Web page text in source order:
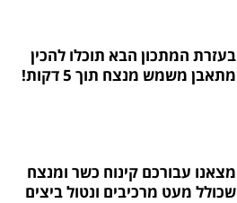
בעזרת המתכון הבא תוכלו להכין
מתאבן משמש מנצח תוך 5 דקות!
מצאנו עבורכם קינוח כשר ומנצח
שכולל מעט מרכיבים ונטול ביצים